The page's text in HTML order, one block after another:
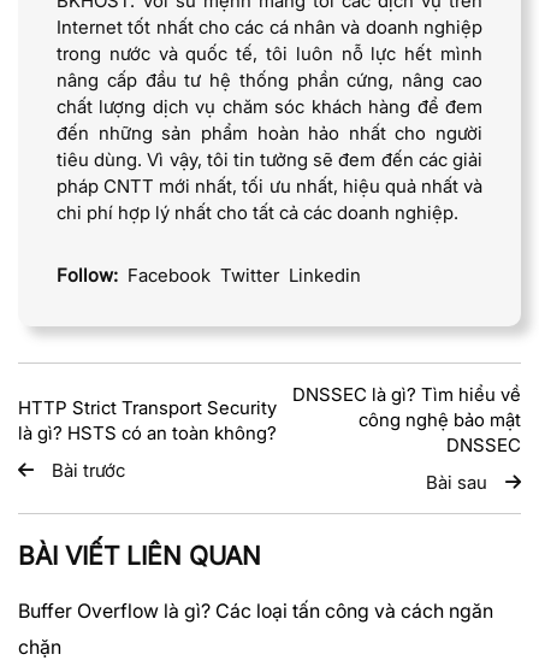
Internet tốt nhất cho các cá nhân và doanh nghiệp
trong nước và quốc tế, tôi luôn nỗ lực hết mình
nâng cấp đầu tư hệ thống phần cứng, nâng cao
chất lượng dịch vụ chăm sóc khách hàng để đem
đến những sản phẩm hoàn hảo nhất cho người
tiêu dùng. Vì vậy, tôi tin tưởng sẽ đem đến các giải
pháp CNTT mới nhất, tối ưu nhất, hiệu quả nhất và
chi phí hợp lý nhất cho tất cả các doanh nghiệp.
Follow: Facebook Twitter Linkedin
HTTP Strict Transport Security
là gì? HSTS có an toàn không?
Bài trước
DNSSEC là gì? Tìm hiểu về
công nghệ bảo mật
DNSSEC
Bài sau
BÀI VIẾT LIÊN QUAN
Buffer Overflow là gì? Các loại tấn công và cách ngăn
chặn